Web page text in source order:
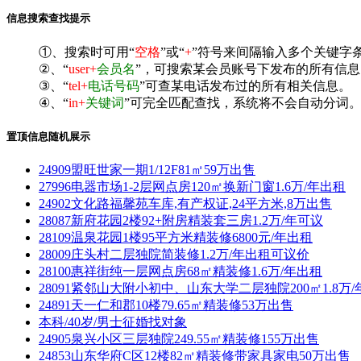
信息搜索查找提示
①、搜索时可用“空格”或“+”符号来间隔输入多个关键字
②、“user+会员名”，可搜索某会员账号下发布的所有信息
③、“tel+电话号码”可查某电话发布过的所有相关信息。
④、“in+关键词”可完全匹配查找，系统将不会自动分词
置顶信息随机展示
24909盟旺世家一期1/12F81㎡59万出售
27996电器市场1-2层网点房120㎡换新门窗1.6万/年出租
24902文化路福馨苑车库,有产权证,24平方米,8万出售
28087新府花园2楼92+附房精装套三房1.2万/年可议
28109温泉花园1楼95平方米精装修6800元/年出租
28009庄头村二层独院简装修1.2万/年出租可议价
28100惠祥街纯一层网点房68㎡精装修1.6万/年出租
28091紧邻山大附小初中、山东大学二层独院200㎡1.8万/
24891天一仁和郡10楼79.65㎡精装修53万出售
本科/40岁/男士征婚找对象
24905泉兴小区三层独院249.55㎡精装修155万出售
24853山东华府C区12楼82㎡精装修带家具家电50万出售